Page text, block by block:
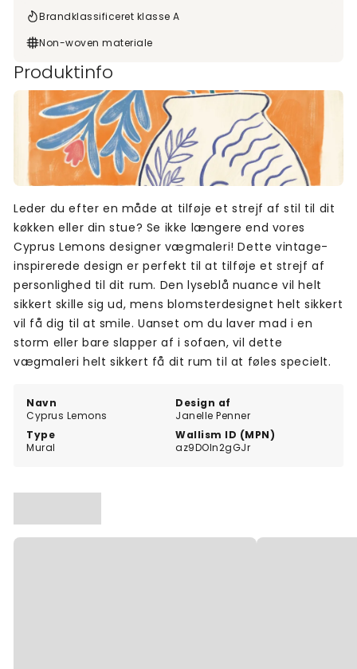
Brandklassificeret klasse A
Non-woven materiale
Produktinfo
Navn
Cyprus Lemons
Design af
Janelle Penner
Type
Mural
Wallism ID (MPN)
az9DOln2gGJr
Leder du efter en måde at tilføje et strejf af stil til dit
køkken eller din stue? Se ikke længere end vores
Cyprus Lemons designer vægmaleri! Dette vintage-
inspirerede design er perfekt til at tilføje et strejf af
personlighed til dit rum. Den lyseblå nuance vil helt
sikkert skille sig ud, mens blomsterdesignet helt sikkert
vil få dig til at smile. Uanset om du laver mad i en
storm eller bare slapper af i sofaen, vil dette
vægmaleri helt sikkert få dit rum til at føles specielt.